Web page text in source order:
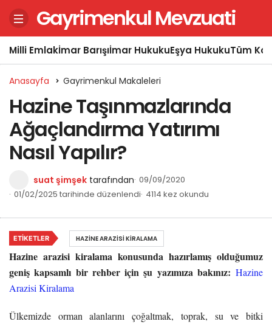
Gayrimenkul Mevzuati
Milli Emlakİmar Barışıİmar HukukuEşya HukukuTüm
Anasayfa Gayrimenkul Makaleleri
Hazine Taşınmazlarında
Ağaçlandırma Yatırımı
Nasıl Yapılır?
suat şimşek tarafından 09/09/2020
01/02/2025 tarihinde düzenlendi 4114 kez okundu
Hazine arazisi kiralama konusunda hazırlamış olduğumuz
geniş kapsamlı bir rehber için şu yazımıza bakınız: Hazine
Arazisi Kiralama
Ülkemizde orman alanlarını çoğaltmak, toprak, su ve bitki
ETIKETLER HAZINE ARAZISI KIRALAMA